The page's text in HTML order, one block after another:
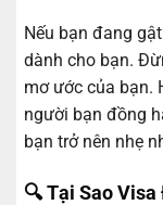
Nếu bạn đang
dành cho bạn.
mơ ước của bạn.
người bạn đồng
bạn trở nên nhẹ
🔍 Tại Sao Visa